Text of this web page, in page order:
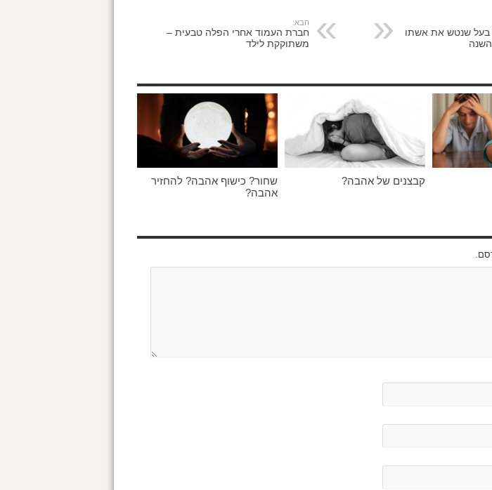
בעל שנטש את אשתו
הבא:
חברת העמוד אחרי הפלה טבעית –
משתוקקת לילד
קבצנים של אהבה?
שחור? כישוף אהבה? להחזיר
אהבה?